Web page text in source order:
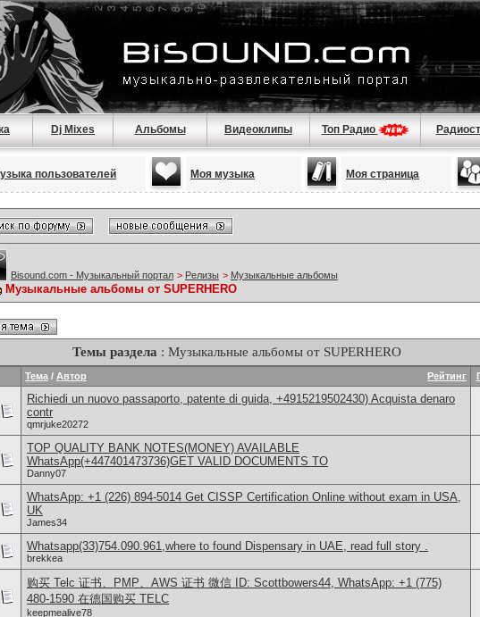
Dj Mixes Альбомы Видеоклипы Топ Радио
пользователей Моя музыка Моя страница
Bisound.com - Музыкальный портал > Релизы > Музыкальные альбомы
Музыкальные альбомы от SUPERHERO
Темы раздела : Музыкальные альбомы от SUPERHERO
Рейтинг
Тема / Автор
Richiedi un nuovo passaporto, patente di guida, +4915219502430) Acquista denaro
contr
qmrjuke20272
TOP QUALITY BANK NOTES(MONEY) AVAILABLE
WhatsApp(+447401473736)GET VALID DOCUMENTS TO
Danny07
WhatsApp: +1 (226) 894-5014​ Get CISSP Certification Online without exam in USA,
UK
James34
Whatsapp(33)754.090.961,where to found Dispensary in UAE, read full story .
brekkea
购买 Telc 证书、PMP、AWS 证书 微信 ID: Scottbowers44, WhatsApp: +1 (775)
480-1590 在德国购买 TELC
keepmealive78